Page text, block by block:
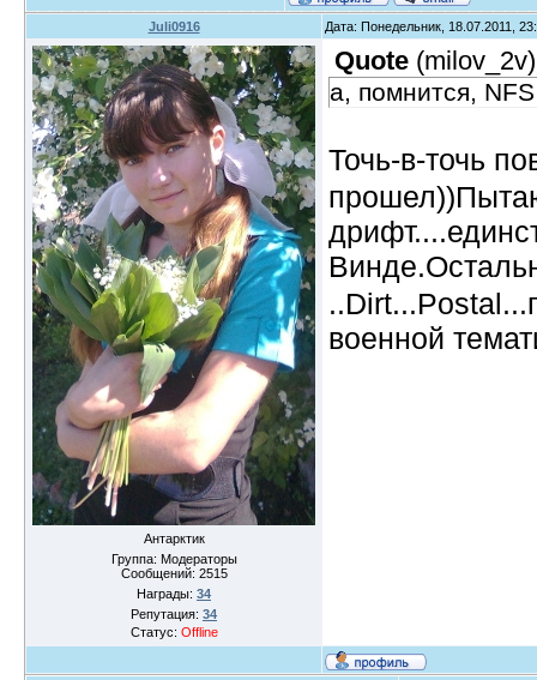
Juli0916 Дата: Понедельник, 18.07.2011,
Антарктик
Группа: Модераторы
Сообщений: 2515
Награды: 34
Репутация: 34
Статус: Offline
Quote (milov_2v)
а, помнится,
Точь-в-точь
военной